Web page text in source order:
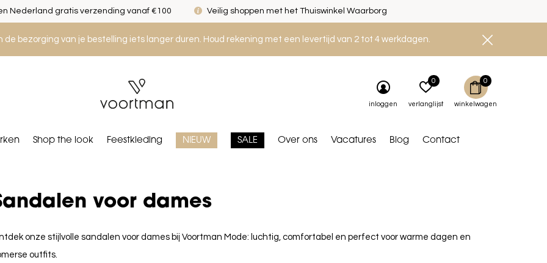
de bezorging van je bestelling iets langer duren. Houd rekening met een levertijd van 2 tot 4 werkdagen.
Shop the look Feestkleding NIEUW SALE Over ons Vacatures Blog Contact
inloggen verlanglijst
0
winkelwagen
0
Nederland gratis verzending vanaf €100 Veilig shoppen met het Thuiswinkel Waarborg
voor dames
onze stijlvolle sandalen voor dames bij Voortman Mode: luchtig, comfortabel en perfect voor warme dagen en
outfits.